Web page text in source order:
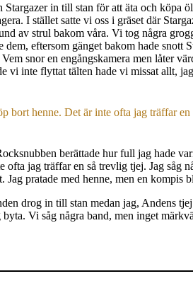
Stargazer in till stan för att äta och
I stället satte vi oss i gräset där
av strul bakom våra. Vi tog några
dem, eftersom gänget bakom hade snott
snor en engångskamera men låter
vi inte flyttat tälten hade vi missat allt,
bort henne. Det är inte ofta jag träffar
berättade hur full jag hade
ofta jag träffar en så trevlig tjej. Jag
pratade med henne, men en kompis
drog in till stan medan jag, Andens
Vi såg några band, men inget